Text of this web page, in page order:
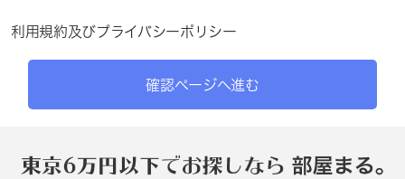
利用規約及びプライバシーポリシー
確認ページへ進む